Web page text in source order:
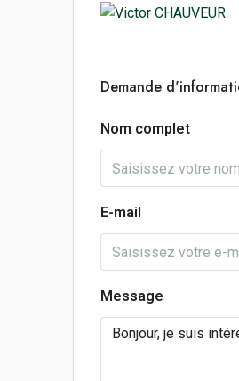
Demande
Nom complet
E-mail
Message